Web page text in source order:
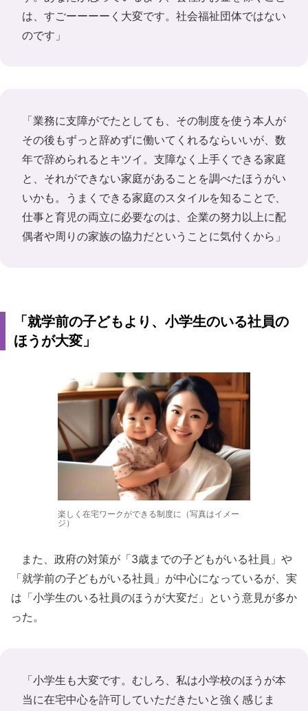
は、すごーーーーく大変です。社会福祉団体ではない
のです」
「業務に支障がでたとしても、その制度を使う本人が
その後もずっと辞めずに働いてくれるならいいが、数
年で辞められるとキツイ。支障なく上手くできる家庭
と、それができない家庭があることを調べたほうがい
いかも。うまくできる家庭のスタイルを知ることで、
仕事と育児の両立に必要なのは、企業の努力以上に配
偶者や周りの家族の協力だということに気付くから」
「就学前の子どもより、小学生のいる社員の
ほうが大変」
楽しく在宅ワークができる制度に（写真はイメー
ジ）
また、政府の対策が「3歳までの子どもがいる社員」や
「就学前の子どもがいる社員」が中心になっているが、実
は「小学生のいる社員のほうが大変だ」という意見が多か
った。
「小学生も大変です。むしろ、私は小学校のほうが本
当に在宅中心を許可していただきたいと強く感じま